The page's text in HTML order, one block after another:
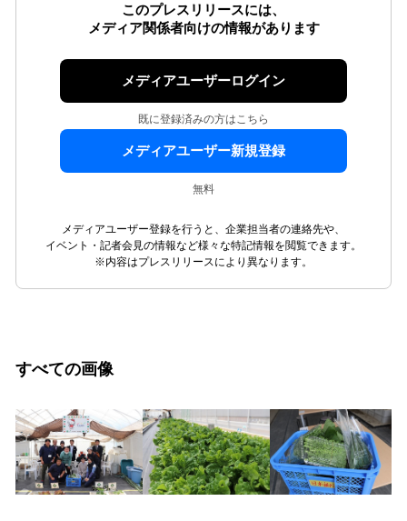
このプレスリリースには、
メディア関係者向けの情報があります
メディアユーザーログイン
既に登録済みの方はこちら
メディアユーザー新規登録
無料
メディアユーザー登録を行うと、企業担当者の連絡先や、
イベント・記者会見の情報など様々な特記情報を閲覧できます。
※内容はプレスリリースにより異なります。
すべての画像